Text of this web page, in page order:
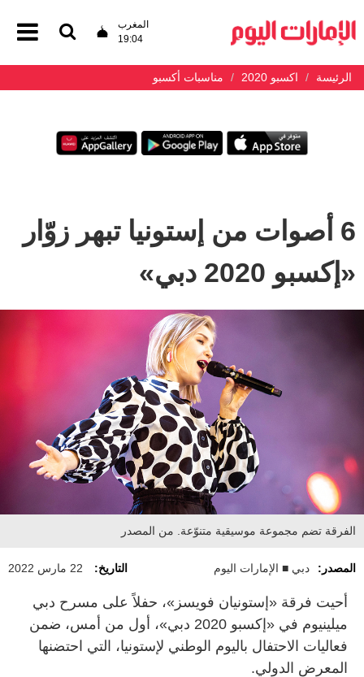
المغرب
19:04
الرئيسة اكسبو 2020 مناسبات أكسبو
6 أصوات من إستونيا تبهر زوّار
«إكسبو 2020 دبي»
الفرقة تضم مجموعة موسيقية متنوّعة. من المصدر
المصدر: دبي ■ الإمارات اليوم التاريخ: 22 مارس 2022
أحيت فرقة «إستونيان فويسز»، حفلاً على مسرح دبي
ميلينيوم في «إكسبو 2020 دبي»، أول من أمس، ضمن
فعاليات الاحتفال باليوم الوطني لإستونيا، التي احتضنها
المعرض الدولي.